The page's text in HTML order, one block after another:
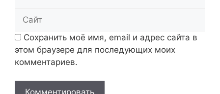
Сохранить моё имя, email и адрес сайта в
этом браузере для последующих моих
комментариев.